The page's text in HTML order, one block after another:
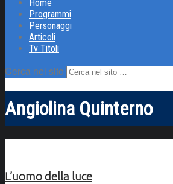
Home
Programmi
Personaggi
Articoli
Tv Titoli
Cerca nel sito
Angiolina Quinterno
L’uomo della luce